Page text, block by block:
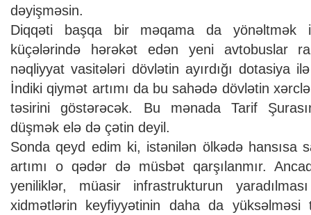
dəyişməsin.
Diqqəti başqa bir məqama da yönəltmək
küçələrində hərəkət edən yeni avtobuslar
nəqliyyat vasitələri dövlətin ayırdığı dotasiya
İndiki qiymət artımı da bu sahədə dövlətin
təsirini göstərəcək. Bu mənada Tarif
düşmək elə də çətin deyil.
Sonda qeyd edim ki, istənilən ölkədə hansısa
artımı o qədər də müsbət qarşılanmır.
yeniliklər, müasir infrastrukturun
xidmətlərin keyfiyyətinin daha da yüksəlməsi